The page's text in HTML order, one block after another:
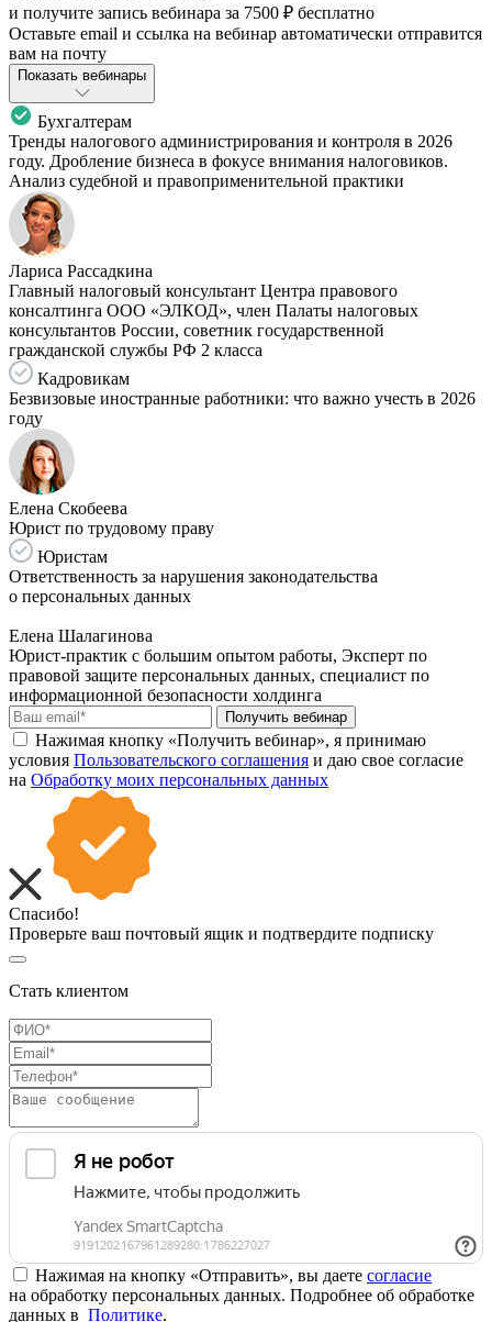
и получите запись вебинара за 7500 ₽ бесплатно
Оставьте email и ссылка на вебинар автоматически отправится
вам на почту
Показать вебинары
Бухгалтерам
Тренды налогового администрирования и контроля в 2026
году. Дробление бизнеса в фокусе внимания налоговиков.
Анализ судебной и правоприменительной практики
Лариса Рассадкина
Главный налоговый консультант Центра правового
консалтинга ООО «ЭЛКОД», член Палаты налоговых
консультантов России, советник государственной
гражданской службы РФ 2 класса
Кадровикам
Безвизовые иностранные работники: что важно учесть в 2026
году
Елена Скобеева
Юрист по трудовому праву
Юристам
Ответственность за нарушения законодательства
о персональных данных
Елена Шалагинова
Юрист-практик с большим опытом работы, Эксперт по
правовой защите персональных данных, специалист по
информационной безопасности холдинга
Получить вебинар
Нажимая кнопку «Получить вебинар», я принимаю
условия Пользовательского соглашения и даю свое согласие
на Обработку моих персональных данных
Спасибо!
Проверьте ваш почтовый ящик и подтвердите подписку
Стать клиентом
Нажимая на кнопку «Отправить», вы даете согласие
на обработку персональных данных. Подробнее об обработке
данных в Политике.